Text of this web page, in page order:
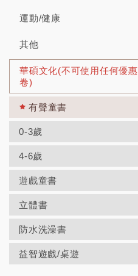
運動/健康
其他
華碩文化(不可使用任何優惠
卷)
有聲童書
0-3歲
4-6歲
遊戲童書
立體書
防水洗澡書
益智遊戲/桌遊